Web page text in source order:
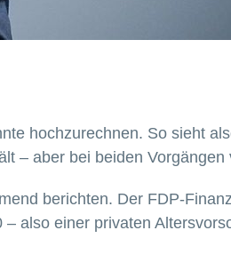
hochzurechnen. So sieht
– aber bei beiden Vorgängen
berichten. Der FDP-
also einer privaten